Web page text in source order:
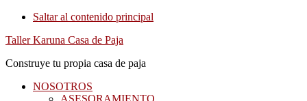
Saltar al contenido principal
Taller Karuna Casa de Paja
Construye tu propia casa de paja
NOSOTROS
ASESORAMIENTO